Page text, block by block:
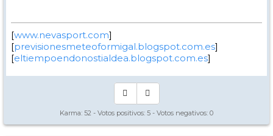
[www.nevasport.com]
[previsionesmeteoformigal.blogspot.com.es]
[eltiempoendonostialdea.blogspot.com.es]
Karma: 52 - Votos positivos: 5 - Votos negativos: 0